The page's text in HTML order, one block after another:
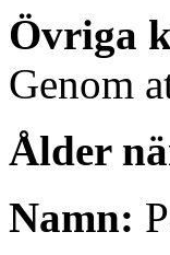
Övriga
Genom
Ålder
Namn: